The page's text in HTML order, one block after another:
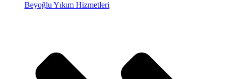
Beyoğlu Yıkım Hizmetleri